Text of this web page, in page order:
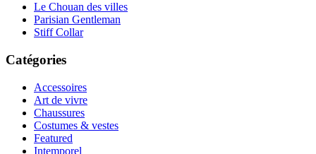
Le Chouan des villes
Parisian Gentleman
Stiff Collar
Catégories
Accessoires
Art de vivre
Chaussures
Costumes & vestes
Featured
Intemporel